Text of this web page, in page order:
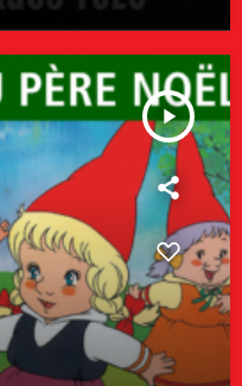
play_arrow